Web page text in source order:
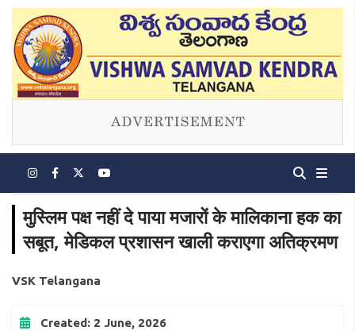
मुस्लिम पक्ष नहीं दे पाया मजारों के मालिकाना हक का
सबूत, मेडिकल प्रशासन खाली कराएगा अतिक्रमण
VSK Telangana
Created: 2 June, 2026